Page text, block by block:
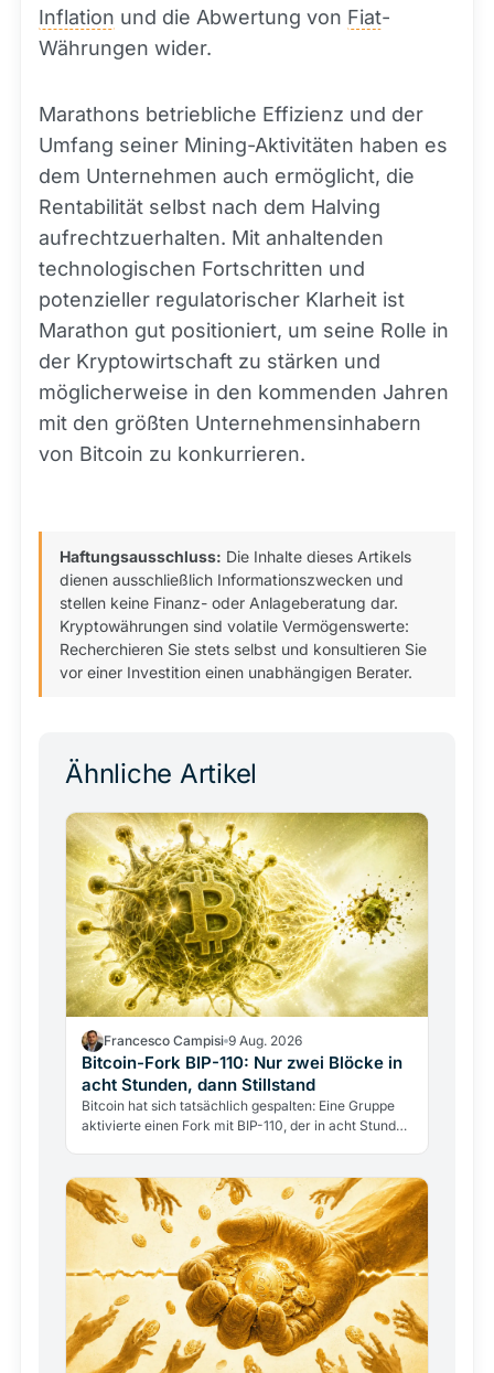
Inflation und die Abwertung von Fiat-
Währungen wider.
Marathons betriebliche Effizienz und der
Umfang seiner Mining-Aktivitäten haben es
dem Unternehmen auch ermöglicht, die
Rentabilität selbst nach dem Halving
aufrechtzuerhalten. Mit anhaltenden
technologischen Fortschritten und
potenzieller regulatorischer Klarheit ist
Marathon gut positioniert, um seine Rolle in
der Kryptowirtschaft zu stärken und
möglicherweise in den kommenden Jahren
mit den größten Unternehmensinhabern
von Bitcoin zu konkurrieren.
Haftungsausschluss: Die Inhalte dieses Artikels
dienen ausschließlich Informationszwecken und
stellen keine Finanz- oder Anlageberatung dar.
Kryptowährungen sind volatile Vermögenswerte:
Recherchieren Sie stets selbst und konsultieren Sie
vor einer Investition einen unabhängigen Berater.
Ähnliche Artikel
Francesco Campisi 9 Aug. 2026
Bitcoin-Fork BIP-110: Nur zwei Blöcke in
acht Stunden, dann Stillstand
Bitcoin hat sich tatsächlich gespalten: Eine Gruppe
aktivierte einen Fork mit BIP-110, der in acht Stunden